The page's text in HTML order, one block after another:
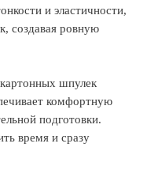
и эластичности,
создавая ровную
шпулек
комфортную
подготовки.
время и сразу